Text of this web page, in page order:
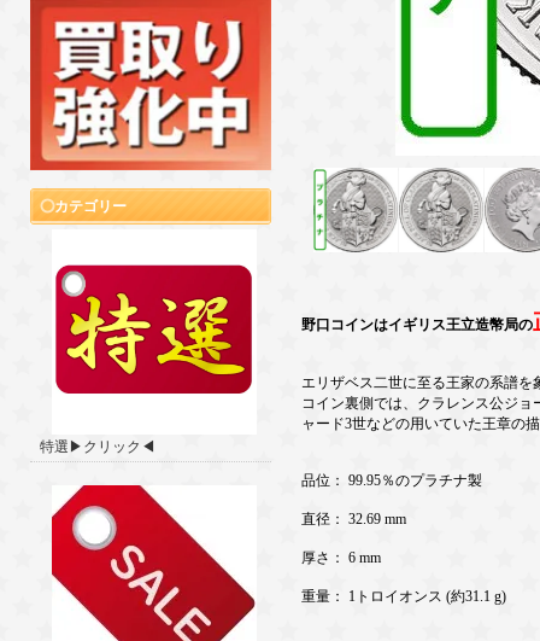
カテゴリー
特選▶クリック◀
野口コインはイギリス王立造幣局の
エリザベス二世に至る王家の系譜
コイン裏側では、クラレンス公ジ
ャード3世などの用いていた王章の
品位： 99.95％のプラチナ製
直径： 32.69 mm
厚さ： 6 mm
重量： 1トロイオンス (約31.1 g)